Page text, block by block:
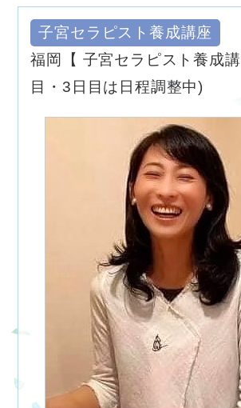
子宮セラピスト養成講座
福岡【 子宮セラピスト養成
目・3日目は日程調整中)